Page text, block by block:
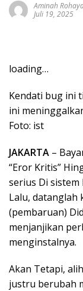
Aminah
Juli 19, 2025
loading…
Kendati bug ini
ini
Foto: ist
JAKARTA –
“Eror Kritis”
serius Di
Lalu, datanglah
(pembaruan)
menjanjikan
menginstalnya.
Akan Tetapi,
justru berubah